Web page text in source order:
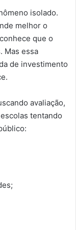
isolado.
melhor o
que o
Mas essa
de investimento
avaliação,
tentando